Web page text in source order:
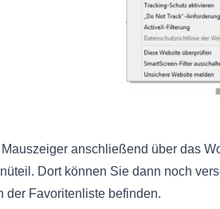
anschließend über das
Dort können Sie dann noch
der Favoritenliste befinden.